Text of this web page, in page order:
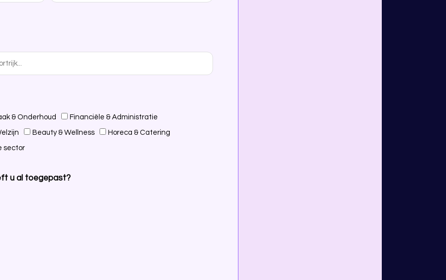
& Onderhoud Financiële & Administratie
Beauty & Wellness Horeca & Catering
sector
u al toegepast?